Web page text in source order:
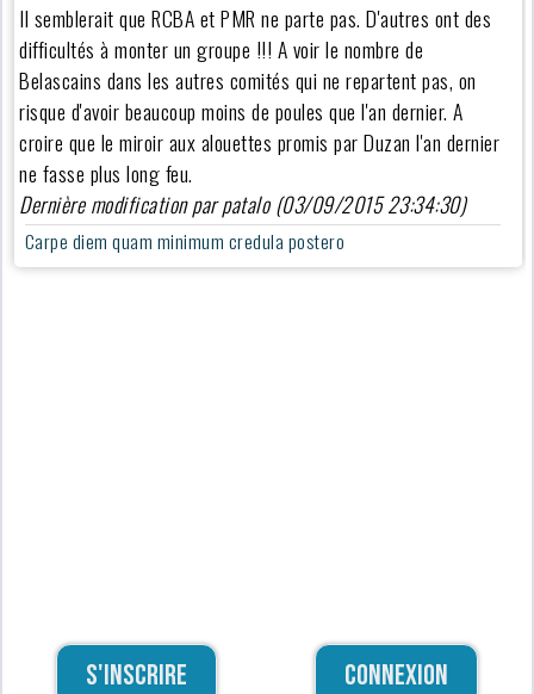
Il semblerait que RCBA et PMR ne parte pas. D'autres ont des
difficultés à monter un groupe !!! A voir le nombre de
Belascains dans les autres comités qui ne repartent pas, on
risque d'avoir beaucoup moins de poules que l'an dernier. A
croire que le miroir aux alouettes promis par Duzan l'an dernier
ne fasse plus long feu.
Dernière modification par patalo (03/09/2015 23:34:30)
Carpe diem quam minimum credula postero
S'inscrire Connexion